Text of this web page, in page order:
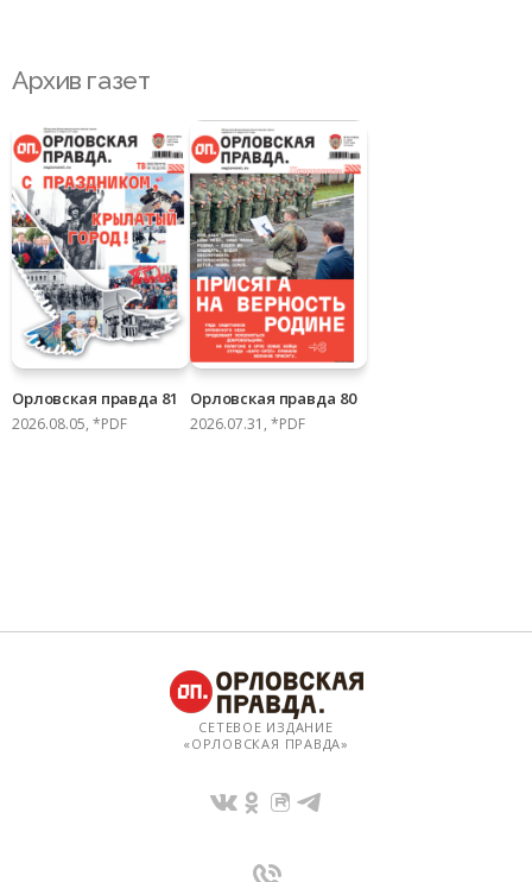
Архив газет
Орловская правда 81
2026.08.05, *PDF
Орловская правда 80
2026.07.31, *PDF
СЕТЕВОЕ ИЗДАНИЕ
«ОРЛОВСКАЯ ПРАВДА»